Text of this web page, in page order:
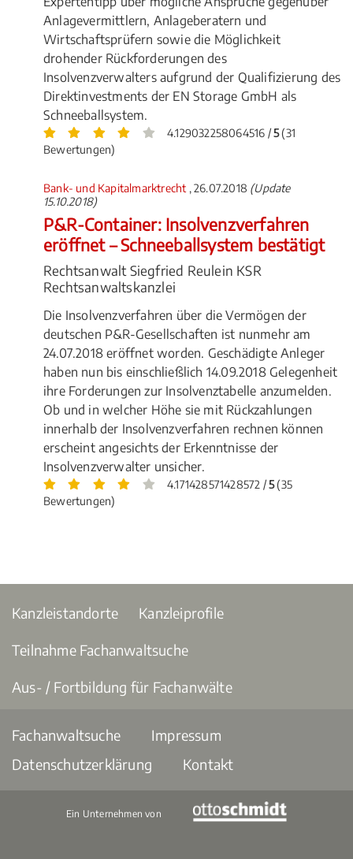
Anlagevermittlern, Anlageberatern und
Wirtschaftsprüfern sowie die Möglichkeit
drohender Rückforderungen des
Insolvenzverwalters aufgrund der Qualifizierung des
Direktinvestments der EN Storage GmbH als
Schneeballsystem.
4.129032258064516 /5(31
Bewertungen)
Bank- und Kapitalmarktrecht , 26.07.2018 (Update
15.10.2018)
P&R-Container: Insolvenzverfahren
eröffnet – Schneeballsystem bestätigt
Rechtsanwalt Siegfried Reulein KSR
Rechtsanwaltskanzlei
Die Insolvenzverfahren über die Vermögen der
deutschen P&R-Gesellschaften ist nunmehr am
24.07.2018 eröffnet worden. Geschädigte Anleger
haben nun bis einschließlich 14.09.2018 Gelegenheit
ihre Forderungen zur Insolvenztabelle anzumelden.
Ob und in welcher Höhe sie mit Rückzahlungen
innerhalb der Insolvenzverfahren rechnen können
erscheint angesichts der Erkenntnisse der
Insolvenzverwalter unsicher.
4.171428571428572 /5(35
Bewertungen)
Kanzleistandorte Kanzleiprofile
Teilnahme Fachanwaltsuche
Aus- / Fortbildung für Fachanwälte
Fachanwaltsuche
Impressum
Datenschutzerklärung
Kontakt
Ein Unternehmen von